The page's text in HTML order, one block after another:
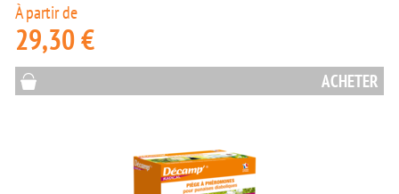
À partir de
29,30 €
ACHETER